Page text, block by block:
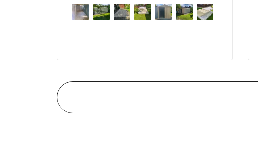
очень понравился, поэтому всем
советуем эту фирму.